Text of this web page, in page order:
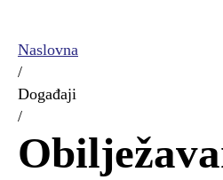
Naslovna
/
Događaji
/